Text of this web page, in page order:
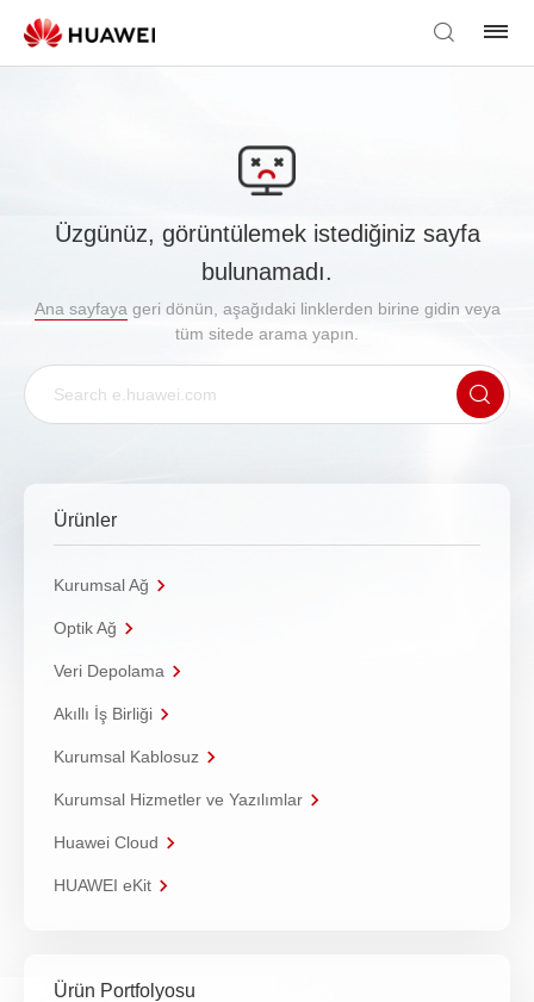
Üzgünüz, görüntülemek istediğiniz sayfa
bulunamadı.
Ana sayfaya geri dönün, aşağıdaki linklerden birine gidin veya
tüm sitede arama yapın.
Ürünler
Kurumsal Ağ
Optik Ağ
Veri Depolama
Akıllı İş Birliği
Kurumsal Kablosuz
Kurumsal Hizmetler ve Yazılımlar
Huawei Cloud
HUAWEI eKit
Ürün Portfolyosu